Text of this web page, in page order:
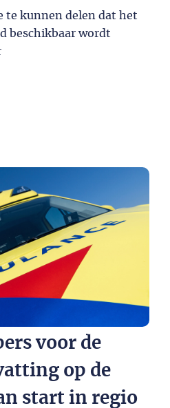
te kunnen delen dat het
beschikbaar wordt
voor de
op de
start in regio